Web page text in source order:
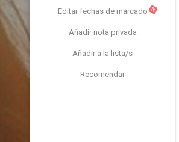
Editar fechas de marcado N
Añadir nota privada
Añadir a la lista/s
Recomendar